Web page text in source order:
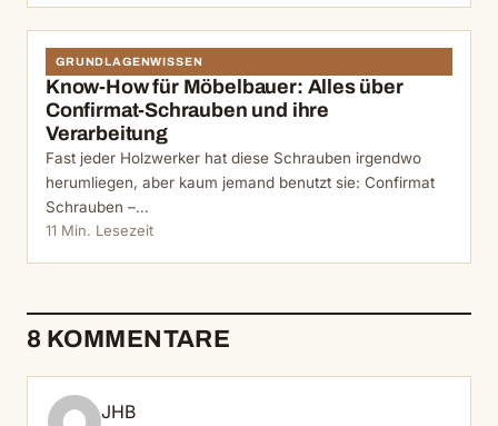
GRUNDLAGENWISSEN
Know-How für Möbelbauer: Alles über
Confirmat-Schrauben und ihre
Verarbeitung
Fast jeder Holzwerker hat diese Schrauben irgendwo
herumliegen, aber kaum jemand benutzt sie: Confirmat
Schrauben –…
11 Min. Lesezeit
8 KOMMENTARE
JHB